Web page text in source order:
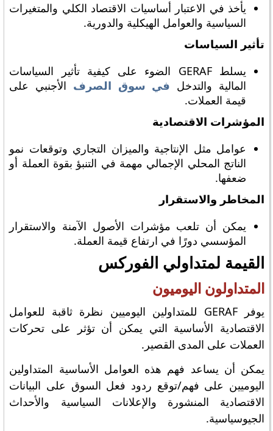
يأخذ في الاعتبار أساسيات الاقتصاد الكلي والمتغيرات
السياسية والعوامل الهيكلية والدورية.
تأثير السياسات
يسلط GERAF الضوء على كيفية تأثير السياسات
المالية والتدخل في سوق الصرف الأجنبي على
قيمة العملات.
المؤشرات الاقتصادية
عوامل مثل الإنتاجية والميزان التجاري وتوقعات نمو
الناتج المحلي الإجمالي مهمة في التنبؤ بقوة العملة أو
ضعفها.
المخاطر والاستقرار
يمكن أن تلعب مؤشرات الأصول الآمنة والاستقرار
المؤسسي دورًا في ارتفاع قيمة العملة.
القيمة لمتداولي الفوركس
المتداولون اليوميون
يوفر GERAF للمتداولين اليوميين نظرة ثاقبة للعوامل
الاقتصادية الأساسية التي يمكن أن تؤثر على تحركات
العملات على المدى القصير.
يمكن أن يساعد فهم هذه العوامل الأساسية المتداولين
اليوميين على فهم/توقع ردود فعل السوق على البيانات
الاقتصادية المنشورة والإعلانات السياسية والأحداث
الجيوسياسية.